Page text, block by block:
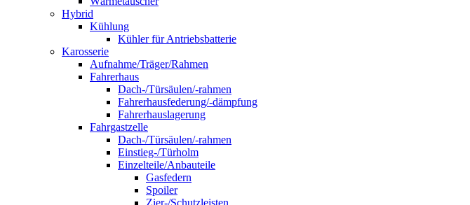
Hybrid
Kühlung
Kühler für Antriebsbatterie
Karosserie
Aufnahme/Träger/Rahmen
Fahrerhaus
Dach-/Türsäulen/-rahmen
Fahrerhausfederung/-dämpfung
Fahrerhauslagerung
Fahrgastzelle
Dach-/Türsäulen/-rahmen
Einstieg-/Türholm
Einzelteile/Anbauteile
Gasfedern
Spoiler
Zier-/Schutzleisten